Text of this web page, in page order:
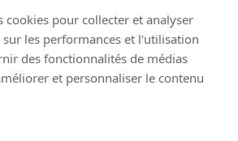
connectés
cookies pour collecter et analyser
les performances et l'utilisation
des fonctionnalités de médias
et personnaliser le contenu